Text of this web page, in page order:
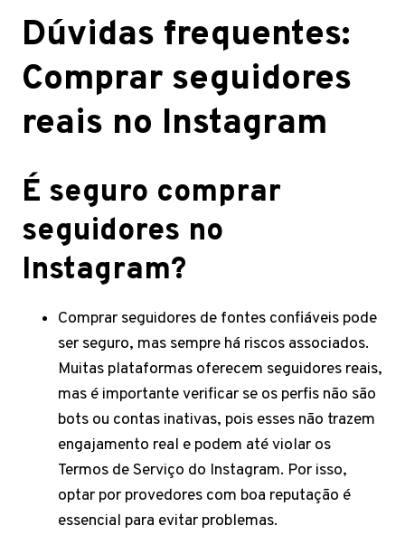
Dúvidas frequentes:
Comprar seguidores
reais no Instagram
É seguro comprar
seguidores no
Instagram?
Comprar seguidores de fontes confiáveis pode
ser seguro, mas sempre há riscos associados.
Muitas plataformas oferecem seguidores reais,
mas é importante verificar se os perfis não são
bots ou contas inativas, pois esses não trazem
engajamento real e podem até violar os
Termos de Serviço do Instagram. Por isso,
optar por provedores com boa reputação é
essencial para evitar problemas.